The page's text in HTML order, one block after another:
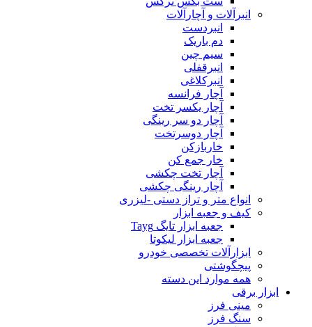
انبرآلات و آچارآلات
انبردست
دم باریک
سیم چین
انبرقفلی
انبرکلاغی
آچار فرانسه
آچار یکسر تخت
آچار دو سر رینگی
آچار دوسرتخت
خاربازکن
خار جمع کن
آچار تخت چکشی
آچار رینگی چکشی
انواع متر و تراز دستی -لیزری
کیف و جعبه ابزار
جعبه ابزار تایگ Tayg
جعبه ابزار لیکوتا
ابزارآلات تخصصی خودرو
پیچگوشتی
همه موارد این دسته
ابزار برقی
مینی فرز
سنگ فرز